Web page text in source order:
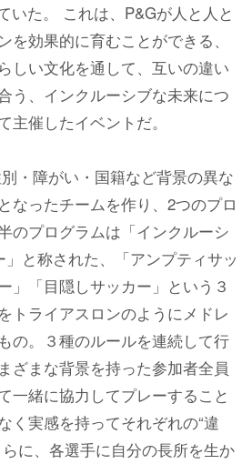
いた。 これは、P&Gが人と人と
を効果的に育むことができる、
しい文化を通して、互いの違い
う、インクルーシブな未来につ
主催したイベントだ。
・障がい・国籍など背景の異な
なったチームを作り、2つのプロ
のプログラムは「インクルーシ
と称された、「アンプティサッ
」「目隠しサッカー」という３
トライアスロンのようにメドレ
の。３種のルールを連続して行
ざまな背景を持った参加者全員
一緒に協力してプレーすること
く実感を持ってそれぞれの“違
に、各選手に自分の長所を生か